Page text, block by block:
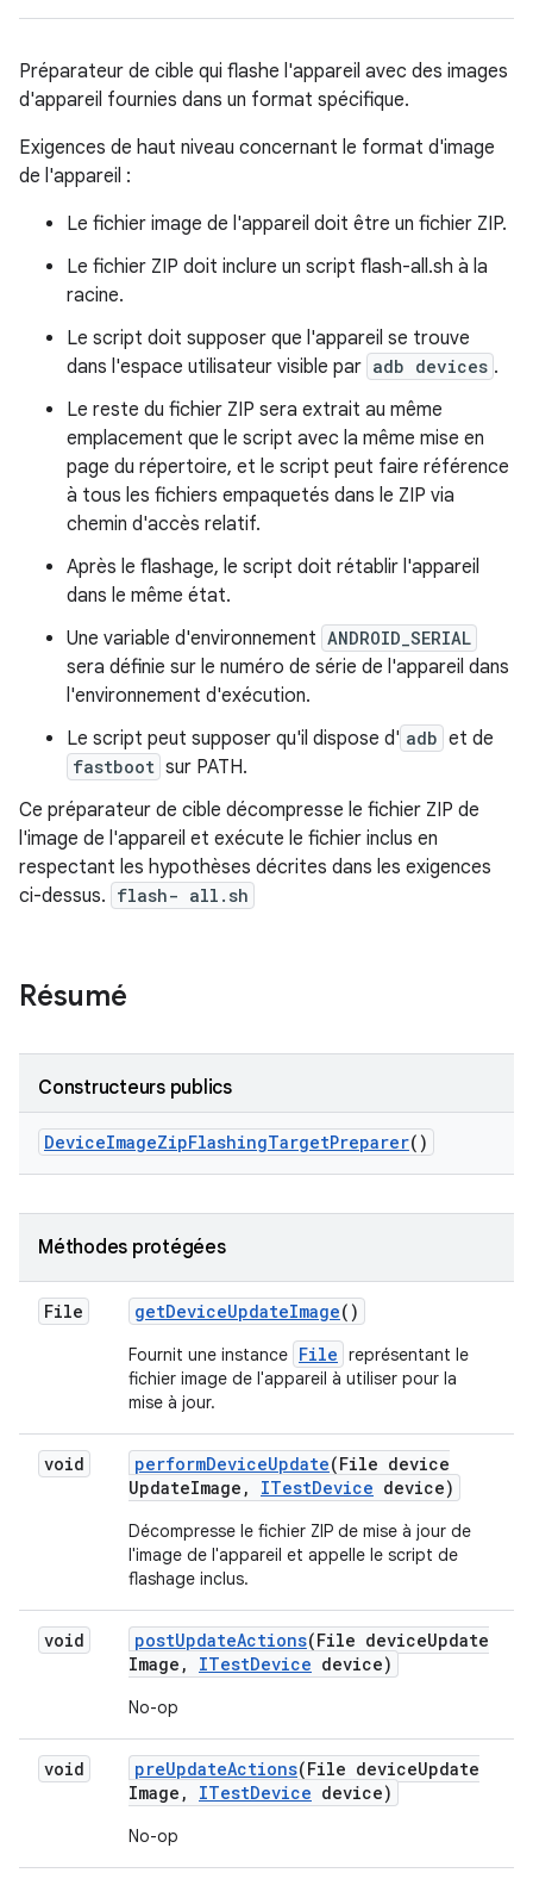
Préparateur de cible qui flashe l'appareil avec des images
d'appareil fournies dans un format spécifique.
Exigences de haut niveau concernant le format d'image
de l'appareil :
Le fichier image de l'appareil doit être un fichier ZIP.
Le fichier ZIP doit inclure un script flash-all.sh à la
racine.
Le script doit supposer que l'appareil se trouve
dans l'espace utilisateur visible par adb devices .
Le reste du fichier ZIP sera extrait au même
emplacement que le script avec la même mise en
page du répertoire, et le script peut faire référence
à tous les fichiers empaquetés dans le ZIP via
chemin d'accès relatif.
Après le flashage, le script doit rétablir l'appareil
dans le même état.
Une variable d'environnement ANDROID_SERIAL
sera définie sur le numéro de série de l'appareil dans
l'environnement d'exécution.
Le script peut supposer qu'il dispose d' adb et de
fastboot sur PATH.
Ce préparateur de cible décompresse le fichier ZIP de
l'image de l'appareil et exécute le fichier inclus en
respectant les hypothèses décrites dans les exigences
ci-dessus. flash- all.sh
Résumé
Constructeurs publics
DeviceImageZipFlashingTargetPreparer()
Méthodes protégées
File getDeviceUpdateImage()
Fournit une instance File représentant le
fichier image de l'appareil à utiliser pour la
mise à jour.
void performDeviceUpdate(File device
UpdateImage , ITestDevice device)
Décompresse le fichier ZIP de mise à jour de
l'image de l'appareil et appelle le script de
flashage inclus.
void postUpdateActions(File deviceUpdate
Image , ITestDevice device)
No-op
void preUpdateActions(File deviceUpdate
Image , ITestDevice device)
No-op